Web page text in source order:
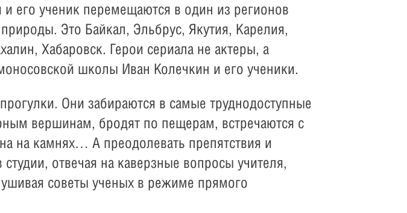
его ученик перемещаются в один из регионов
Это Байкал, Эльбрус, Якутия, Карелия,
Хабаровск. Герои сериала не актеры, а
школы Иван Колечкин и его ученики.
Они забираются в самые труднодоступные
вершинам, бродят по пещерам, встречаются с
на камнях… А преодолевать препятствия и
отвечая на каверзные вопросы учителя,
советы ученых в режиме прямого